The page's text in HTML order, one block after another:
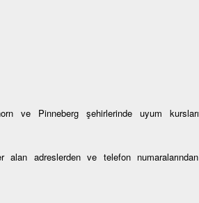
ve Pinneberg şehirlerinde uyum kursları
adreslerden ve telefon numaralarından